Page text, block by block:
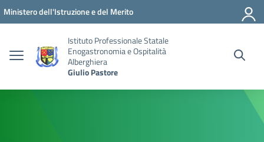
Vai ai contenuti
Vai al menu di navigazione
Vai al footer
Ministero dell'Istruzione e del Merito
Istituto Professionale Statale
Enogastronomia e Ospitalità
Alberghiera
Giulio Pastore